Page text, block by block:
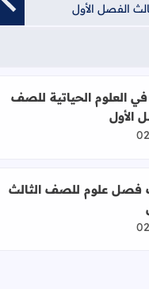
الفصل الأول
في العلوم الحياتية للصف
في العلوم الحياتية للصف
الأول
فصل علوم للصف الثالث
فصل علوم للصف الثالث